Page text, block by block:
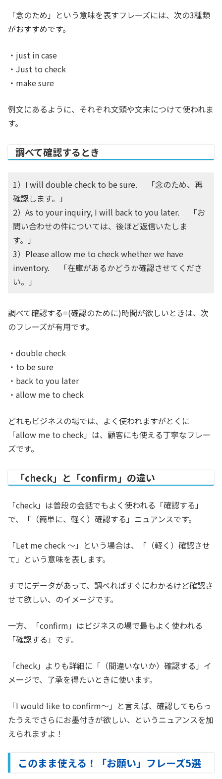
「念のため」という意味を表すフレーズには、次の3種類
がおすすめです。
・just in case
・Just to check
・make sure
例文にあるように、それぞれ文頭や文末につけて使われま
す。
調べて確認するとき
1）I will double check to be sure. 「念のため、再
確認します。」
2）As to your inquiry, I will back to you later. 「お
問い合わせの件については、後ほど返信いたしま
す。」
3）Please allow me to check whether we have
inventory. 「在庫があるかどうか確認させてくださ
い。」
調べて確認する=(確認のために)時間が欲しいときは、次
のフレーズが有用です。
・double check
・to be sure
・back to you later
・allow me to check
どれもビジネスの場では、よく使われますがとくに
「allow me to check」は、顧客にも使える丁寧なフレー
ズです。
「check」と「confirm」の違い
「check」は普段の会話でもよく使われる「確認する」
で、「（簡単に、軽く）確認する」ニュアンスです。
「Let me check 〜」という場合は、「（軽く）確認させ
て」という意味を表します。
すでにデータがあって、調べればすぐにわかるけど確認さ
せて欲しい、のイメージです。
一方、「confirm」はビジネスの場で最もよく使われる
「確認する」です。
「check」よりも詳細に「（間違いないか）確認する」イ
メージで、了承を得たいときに使います。
「I would like to confirm〜」と言えば、確認してもらっ
たうえでさらにお墨付きが欲しい、というニュアンスを加
えられますよ！
このまま使える！「お願い」フレーズ5選